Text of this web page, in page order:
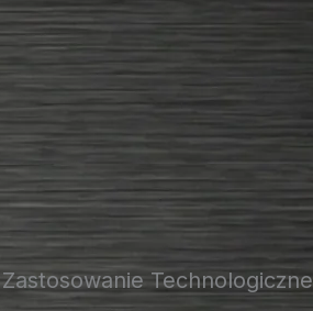
Zastosowanie Technologiczne